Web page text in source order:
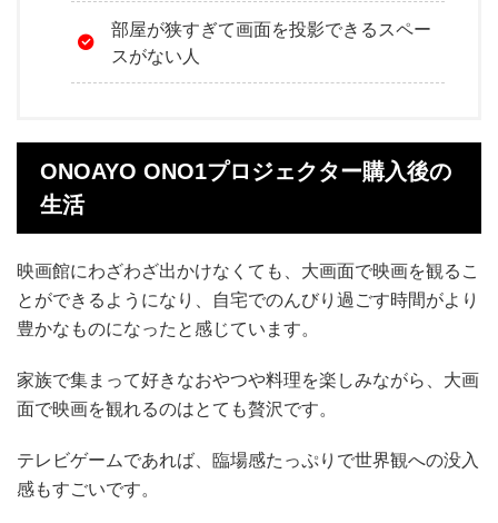
部屋が狭すぎて画面を投影できるスペー
スがない人
ONOAYO ONO1プロジェクター購入後の
生活
映画館にわざわざ出かけなくても、大画面で映画を観るこ
とができるようになり、自宅でのんびり過ごす時間がより
豊かなものになったと感じています。
家族で集まって好きなおやつや料理を楽しみながら、大画
面で映画を観れるのはとても贅沢です。
テレビゲームであれば、臨場感たっぷりで世界観への没入
感もすごいです。